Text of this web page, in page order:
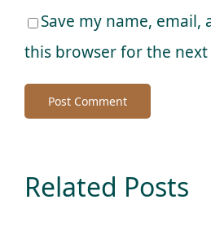
Save my name, email,
this browser for the
Related Posts